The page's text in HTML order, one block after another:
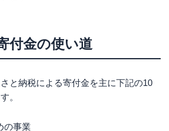
付金の使い道
と納税による寄付金を主に下記の10
。
の事業